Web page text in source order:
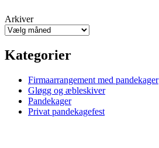
Arkiver
Kategorier
Firmaarrangement med pandekager
Gløgg og æbleskiver
Pandekager
Privat pandekagefest